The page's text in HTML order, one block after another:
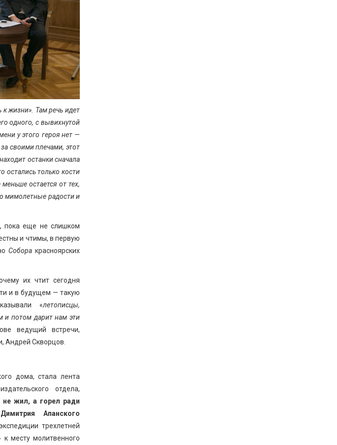
жизни». Там речь идет
одного, с вывихнутой
у этого героя нет —
своими плечами, этот
останки сначала
остались только кости
остается от тех,
мимолетные радости и
пока еще не слишком
и чтимы, в первую
Соборакрасноярских
их чтит сегодня
и в будущем — такую
«летописцы,
и потом дарит нам эти
ведущий встречи,
Андрей Скворцов.
дома, стала лента
отдела,
не жил, а горел ради
Апанского
трехлетней
к месту молитвенного